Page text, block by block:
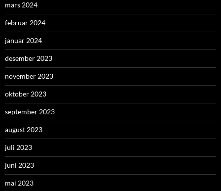
mars 2024
februar 2024
januar 2024
desember 2023
november 2023
oktober 2023
september 2023
august 2023
juli 2023
juni 2023
mai 2023